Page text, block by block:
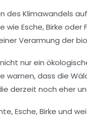
des Klimawandels
Esche, Birke
Verarmung der
nur ein
warnen, dass die
derzeit noch eher
Esche, Birke und